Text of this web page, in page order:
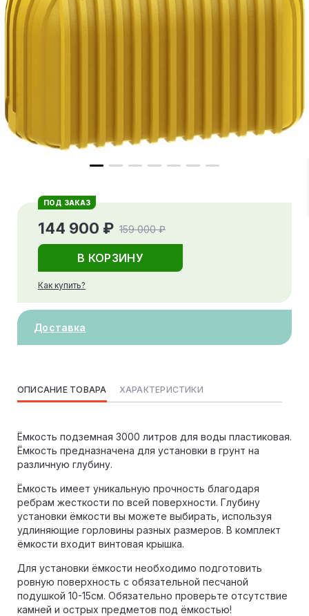
ПОД ЗАКАЗ
159 000 ₽
144 900 ₽
В КОРЗИНУ
Как купить?
Доставка
ОПИСАНИЕ ТОВАРА ХАРАКТЕРИСТИКИ
Ёмкость подземная 3000 литров для воды пластиковая.
Ёмкость предназначена для установки в грунт на
различную глубину.
Ёмкость имеет уникальную прочность благодаря
ребрам жесткости по всей поверхности. Глубину
установки ёмкости вы можете выбирать, используя
удлиняющие горловины разных размеров. В комплект
ёмкости входит винтовая крышка.
Для установки ёмкости необходимо подготовить
ровную поверхность с обязательной песчаной
подушкой 10-15см. Обязательно проверьте отсутствие
камней и острых предметов под ёмкостью!